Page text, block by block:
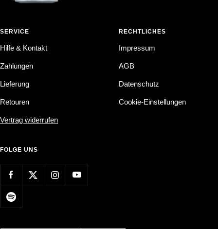
SERVICE
Hilfe & Kontakt
Zahlungen
Lieferung
Retouren
Vertrag widerrufen
RECHTLICHES
Impressum
AGB
Datenschutz
Cookie-Einstellungen
FOLGE UNS